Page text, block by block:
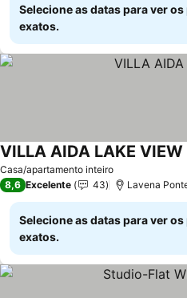
Selecione as datas para ver
exatos.
Casa/apartamento inteiro
VILLA AIDA LAKE VIEW
8,6 Excelente 43 Lavena
Selecione as datas para ver
exatos.